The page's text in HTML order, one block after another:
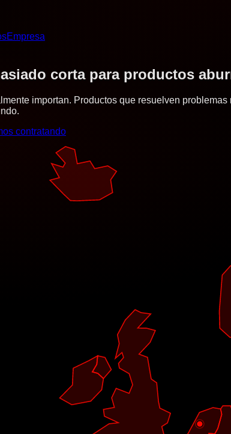
Empresa
corta para productos
importan. Productos que resuelven
contratando